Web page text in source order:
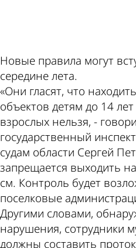
Новые правила могут
середине лета.
«Они гласят, что
объектов детям до 14
взрослых нельзя, -
государственный
судам области Сергей
запрещается выходить
см. Контроль будет
поселковые
Другими словами,
нарушения, сотрудники
должны составить